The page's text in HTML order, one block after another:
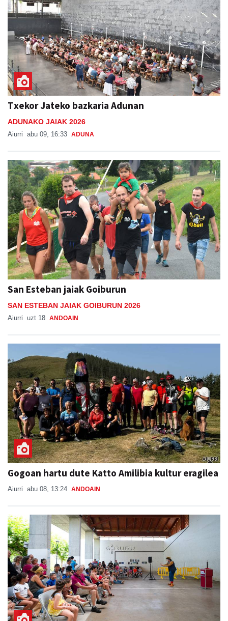
Txekor Jateko bazkaria Adunan
ADUNAKO JAIAK 2026
Aiurri abu 09, 16:33 ADUNA
San Esteban jaiak Goiburun
SAN ESTEBAN JAIAK GOIBURUN 2026
Aiurri uzt 18 ANDOAIN
Gogoan hartu dute Katto Amilibia kultur eragilea
Aiurri abu 08, 13:24 ANDOAIN